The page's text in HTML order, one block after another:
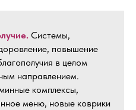
Системы,
повышение
в целом
направлением.
комплексы,
меню, новые коврики